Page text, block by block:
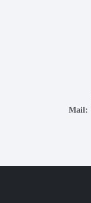
Mail: